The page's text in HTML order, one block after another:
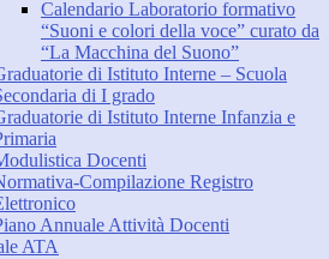
Calendario Laboratorio formativo
“Suoni e colori della voce” curato da
“La Macchina del Suono”
di Istituto Interne – Scuola
di I grado
di Istituto Interne Infanzia e
Docenti
Compilazione Registro
Annuale Attività Docenti
ATA